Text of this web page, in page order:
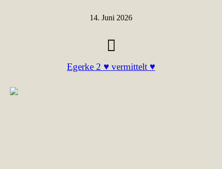
14. Juni 2026
Egerke 2 ♥ vermittelt ♥